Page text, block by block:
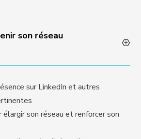
son réseau
sur LinkedIn et autres
son réseau et renforcer son